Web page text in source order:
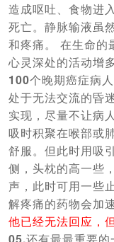
造成呕吐、食物进
死亡。静脉输液虽
和疼痛。 在生命的
心灵深处的活动增
100个晚期癌症病
处于无法交流的昏
实现，尽量不让病
吸时积聚在喉部或
舒服。但此时用吸
侧，头枕的高一些
声，此时可用一些
解疼痛的药物会加
他已经无法回应，